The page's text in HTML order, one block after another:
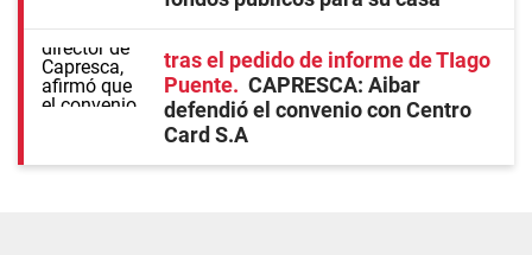
tras el pedido de informe de TIago
Puente
CAPRESCA: Aibar
defendió el convenio con Centro
Card S.A